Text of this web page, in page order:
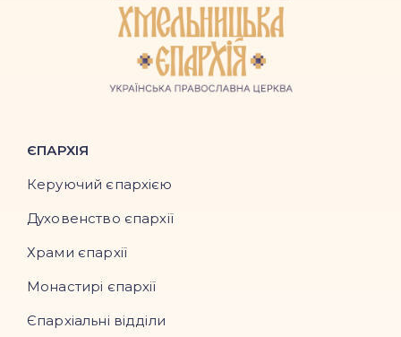
ЄПАРХІЯ
Керуючий єпархією
Духовенство єпархії
Храми єпархії
Монастирі єпархії
Єпархіальні відділи